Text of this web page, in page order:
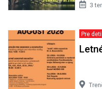
3
Pre